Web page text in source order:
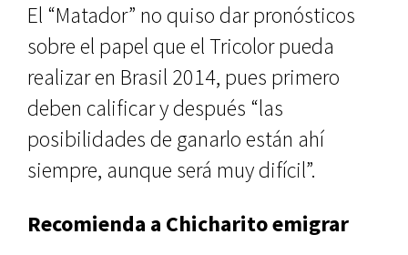
El “Matador” no quiso dar pronósticos
sobre el papel que el Tricolor pueda
realizar en Brasil 2014, pues primero
deben calificar y después “las
posibilidades de ganarlo están ahí
siempre, aunque será muy difícil”.
Recomienda a Chicharito emigrar